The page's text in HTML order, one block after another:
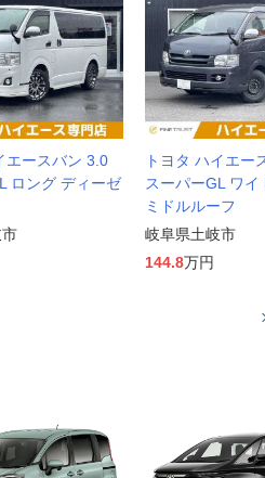
エースバン 3.0
ロング ディーゼ
トヨタ ハイエー
スーパーGL ワイ
ミドルルーフ
岐阜県土岐市
144.8万円